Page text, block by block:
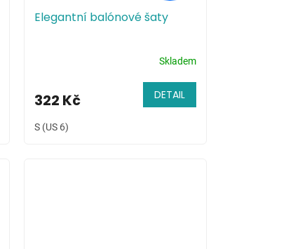
Elegantní balónové šaty
Skladem
322 Kč DETAIL
S (US 6)